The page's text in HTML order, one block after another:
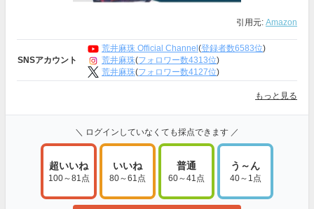
引用元: Amazon
SNSアカウント
荒井麻珠 Official Channel (登録者数6583位)
荒井麻珠(フォロワー数4313位)
荒井麻珠(フォロワー数4127位)
もっと見る
＼ ログインしていなくても採点できます ／
超いいね
100～81点
いいね
80～61点
普通
60～41点
う～ん
40～1点